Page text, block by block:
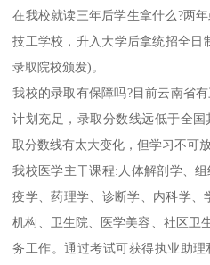
在我校就读三年后学生拿什么?两
技工学校，升入大学后拿统招全
录取院校颁发)。
我校的录取有保障吗?目前云南省
计划充足，录取分数线远低于全
取分数线有太大变化，但学习不可
我校医学主干课程:人体解剖学、
疫学、药理学、诊断学、内科学
机构、卫生院、医学美容、社区卫
务工作。通过考试可获得执业助